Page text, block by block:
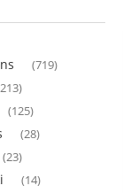
(719)
(125)
(28)
(23)
(14)